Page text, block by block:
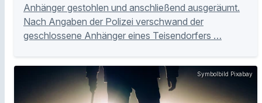
Anhänger gestohlen und anschließend ausgeräumt.
Nach Angaben der Polizei verschwand der
geschlossene Anhänger eines Teisendorfers …
Symbolbild Pixabay